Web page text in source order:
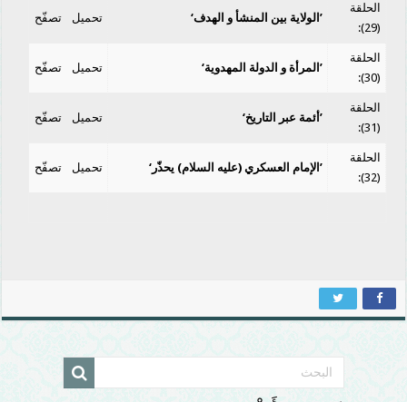
الحلقة
(29):
’الولاية بين المنشأ و الهدف‘ تحميل تصفّح
الحلقة
(30):
’المرأة و الدولة المهدوية‘ تحميل تصفّح
الحلقة
(31):
’أئمة عبر التاريخ‘ تحميل تصفّح
الحلقة
(32):
’الإمام العسكري (عليه السلام) يحذّر‘ تحميل تصفّح